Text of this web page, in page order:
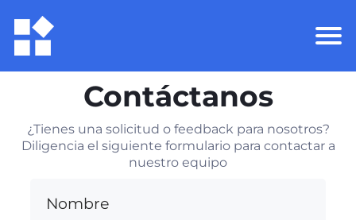
Contáctanos
¿Tienes una solicitud o feedback para nosotros?
Diligencia el siguiente formulario para contactar a
nuestro equipo